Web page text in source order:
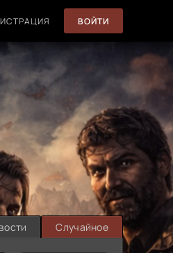
ВОЙТИ
Случайное